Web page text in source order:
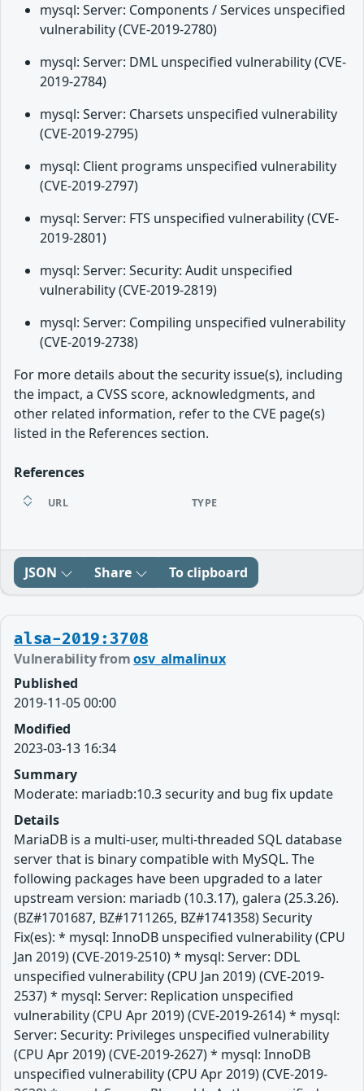
mysql: Server: Components / Services unspecified
vulnerability (CVE-2019-2780)
mysql: Server: DML unspecified vulnerability (CVE-
2019-2784)
mysql: Server: Charsets unspecified vulnerability
(CVE-2019-2795)
mysql: Client programs unspecified vulnerability
(CVE-2019-2797)
mysql: Server: FTS unspecified vulnerability (CVE-
2019-2801)
mysql: Server: Security: Audit unspecified
vulnerability (CVE-2019-2819)
mysql: Server: Compiling unspecified vulnerability
(CVE-2019-2738)
For more details about the security issue(s), including
the impact, a CVSS score, acknowledgments, and
other related information, refer to the CVE page(s)
listed in the References section.
References
URL TYPE
JSON Share To clipboard
alsa-2019:3708
Vulnerability fromosv_almalinux
Published
2019-11-05 00:00
Modified
2023-03-13 16:34
Summary
Moderate: mariadb:10.3 security and bug fix update
Details
MariaDB is a multi-user, multi-threaded SQL database
server that is binary compatible with MySQL. The
following packages have been upgraded to a later
upstream version: mariadb (10.3.17), galera (25.3.26).
(BZ#1701687, BZ#1711265, BZ#1741358) Security
Fix(es): * mysql: InnoDB unspecified vulnerability (CPU
Jan 2019) (CVE-2019-2510) * mysql: Server: DDL
unspecified vulnerability (CPU Jan 2019) (CVE-2019-
2537) * mysql: Server: Replication unspecified
vulnerability (CPU Apr 2019) (CVE-2019-2614) * mysql:
Server: Security: Privileges unspecified vulnerability
(CPU Apr 2019) (CVE-2019-2627) * mysql: InnoDB
unspecified vulnerability (CPU Apr 2019) (CVE-2019-